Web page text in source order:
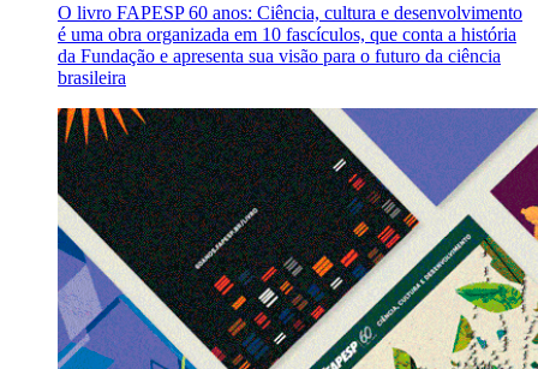
O livro FAPESP 60 anos: Ciência, cultura e desenvolvimento
é uma obra organizada em 10 fascículos, que conta a história
da Fundação e apresenta sua visão para o futuro da ciência
brasileira